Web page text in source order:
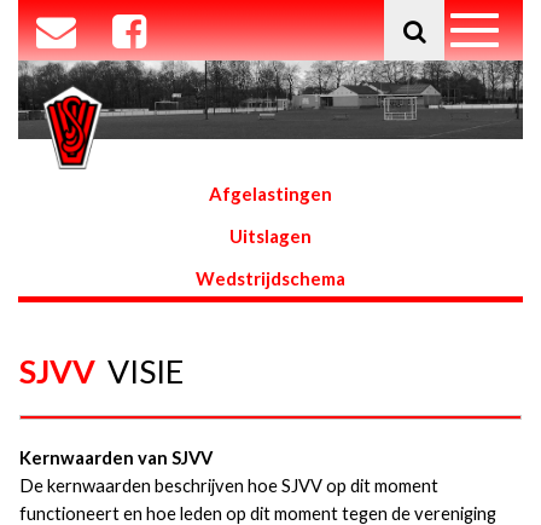
Afgelastingen
Uitslagen
Wedstrijdschema
SJVV VISIE
Kernwaarden van SJVV
De kernwaarden beschrijven hoe SJVV op dit moment
functioneert en hoe leden op dit moment tegen de vereniging